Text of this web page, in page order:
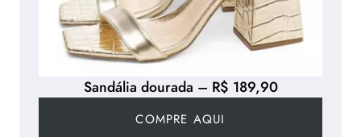
Sandália dourada – R$ 189,90
COMPRE AQUI